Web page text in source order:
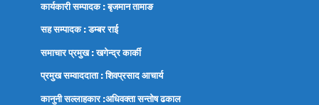
कार्यकारी सम्पादक : बृजमान तामाङ
सह सम्पादक : डम्बर राई
समाचार प्रमुख : खगेन्द्र कार्की
प्रमुख सम्वाददाता : शिवप्रसाद आचार्य
कानुनी सल्लाहकार :अधिवक्तासन्तोष ढकाल